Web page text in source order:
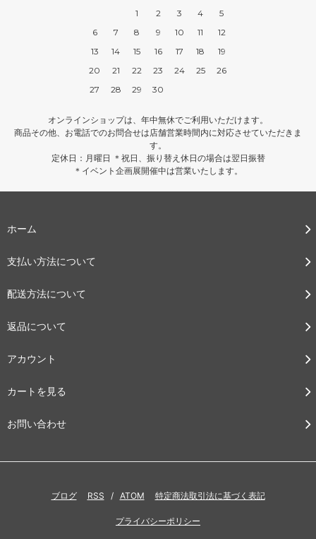
1
2 3 4
5
6
7 8 9 10 11
12
13
14 15 16 17 18
19
20
21 22 23 24 25
26
27
28 29 30
オンラインショップは、年中無休でご利用いただけます。
商品その他、お電話でのお問合せは店舗営業時間内に対応させていただきま
す。
定休日：月曜日 ＊祝日、振り替え休日の場合は翌日振替
＊イベント企画展開催中は営業いたします。
ホーム
支払い方法について
配送方法について
返品について
アカウント
カートを見る
お問い合わせ
ブログ RSS / ATOM 特定商法取引法に基づく表記
プライバシーポリシー